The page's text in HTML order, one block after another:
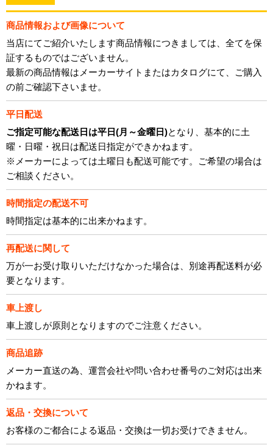
商品情報および画像について
当店にてご紹介いたします商品情報につきましては、全てを保
証するものではございません。
最新の商品情報はメーカーサイトまたはカタログにて、ご購入
の前ご確認下さいませ。
平日配送
ご指定可能な配送日は平日(月～金曜日)となり、基本的に土
曜・日曜・祝日は配送日指定ができかねます。
※メーカーによっては土曜日も配送可能です。ご希望の場合は
ご相談ください。
時間指定の配送不可
時間指定は基本的に出来かねます。
再配送に関して
万が一お受け取りいただけなかった場合は、別途再配送料が必
要となります。
車上渡し
車上渡しが原則となりますのでご注意ください。
商品追跡
メーカー直送の為、運営会社や問い合わせ番号のご対応は出来
かねます。
返品・交換について
お客様のご都合による返品・交換は一切お受けできません。